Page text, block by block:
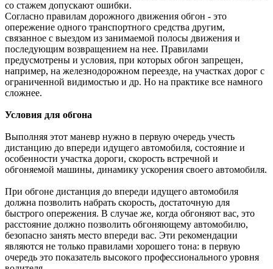
со стажем допускают ошибки.
Согласно правилам дорожного движения обгон - это
опережение одного транспортного средства другим,
связанное с выездом из занимаемой полосы движения и
последующим возвращением на нее. Правилами
предусмотрены и условия, при которых обгон запрещен,
например, на железнодорожном переезде, на участках дорог с
ограниченной видимостью и др. Но на практике все намного
сложнее.
Условия для обгона
Выполняя этот маневр нужно в первую очередь учесть
дистанцию до впереди идущего автомобиля, состояние и
особенности участка дороги, скорость встречной и
обгоняемой машины, динамику ускорения своего автомобиля.
При обгоне дистанция до впереди идущего автомобиля
должна позволить набрать скорость, достаточную для
быстрого опережения. В случае же, когда обгоняют вас, это
расстояние должно позволить обгоняющему автомобилю,
безопасно занять место впереди вас. Эти рекомендации
являются не только правилами хорошего тона: в первую
очередь это показатель высокого профессионального уровня